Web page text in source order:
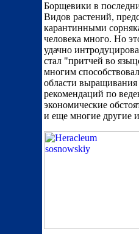
Борщевики в
Видов растений,
карантинными
человека много. Но
удачно
стал "притчей во
многим
области выращивания
рекомендаций по
экономические
и еще многие другие